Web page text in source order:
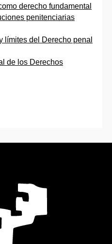
derecho fundamental
penitenciarias
límites del Derecho penal
de los Derechos